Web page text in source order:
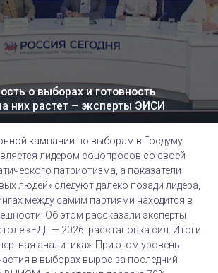
о выборах и готовность
них растет – эксперты ЭИСИ
кампании по выборам в Госдуму
лидером соцопросов со своей
патриотизма, а показатели
людей» следуют далеко позади лидера,
между самим партиями находится в
Об этом рассказали эксперты
«ЕДГ — 2026: расстановка сил. Итоги
аналитика». При этом уровень
в выборах вырос за последний